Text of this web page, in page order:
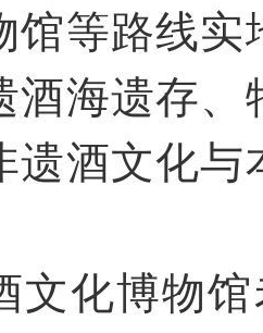
馆等路线
酒海遗存
遗酒文化
博物馆